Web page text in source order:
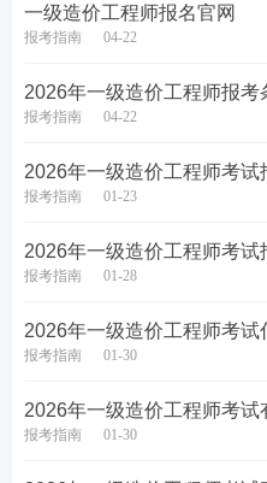
举例：小李在2020年全
考2026年一级造价工程
分析：根据上述计算方
是从2020年大专毕业时
止），加起来有6年半
学历为本科，期间小李如
过工程教育专业评估（
本科学历或学位，从事
一级造价工程师报名官网
报考指南 04-22
2026年一级造价工程师报考
报考指南 04-22
2026年一级造价工程师考试
报考指南 01-23
2026年一级造价工程师考试
报考指南 01-28
2026年一级造价工程师考试
报考指南 01-30
2026年一级造价工程师考试
报考指南 01-30